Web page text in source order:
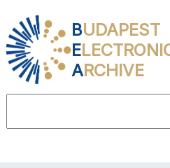
BUDAPEST
E
ARCHIVE